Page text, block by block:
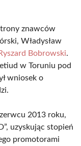
znawców
Władysław
Ryszard Bobrowski.
w Toruniu pod
wniosek o
2013 roku,
uzyskując stopień
promotorami